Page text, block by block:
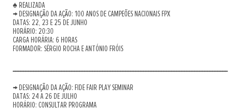
♠ REALIZADA
→ DESIGNAÇÃO DA AÇÃO: 100 ANOS DE CAMPEÕES NACIONAIS FPX
DATAS: 22, 23 E 25 DE JUNHO
HORÁRIO: 20:30
CARGA HORÁRIA: 6 HORAS
FORMADOR: SÉRGIO ROCHA E ANTÓNIO FRÓIS
→ DESIGNAÇÃO DA AÇÃO: FIDE FAIR PLAY SEMINAR
DATAS: 24 A 26 DE JULHO
HORÁRIO: CONSULTAR PROGRAMA